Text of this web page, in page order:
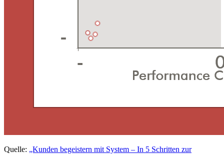
Quelle: „Kunden begeistern mit System ‒ In 5 Schritten zur